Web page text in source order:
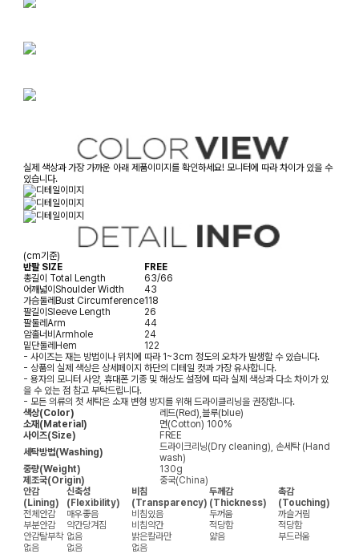
실제 색상과 가장 가까운 아래 제품이미지를 확인하세요! 모니터에 따라 차이가 있을 수
있습니다.
(cm기준)
반팔 SIZE
FREE
총길이 Total Length
63/66
어깨넓이Shoulder Width
43
가슴둘레Bust Circumference118
팔길이Sleeve Length
26
팔둘레Arm
44
암홀너비Armhole
24
밑단둘레Hem
122
- 사이즈는 재는 방법이나 위치에 따라 1~3cm 정도의 오차가 발생할 수 있습니다.
- 상품의 실제 색상은 상세페이지 하단의 디테일 컷과 가장 유사합니다.
- 용자의 모니터 사양, 휴대폰 기종 및 해상도 설정에 따라 실제 색상과 다소 차이가 있
을 수 있는 점 참고 부탁드립니다.
- 모든 의류의 첫 세탁은 소재 변형 방지를 위해 드라이클리닝을 권장합니다.
색상(Color)
레드(Red),블루(blue)
소재(Material)
면(Cotton) 100%
사이즈(Size)
FREE
세탁방법(Washing)
드라이크리닝(Dry cleaning), 손세탁 (Hand
wash)
중량(Weight)
130g
제조국(Origin)
중국(China)
안감
(Lining)
신축성
(Flexibility)
비침
(Transparency)
두께감
(Thickness)
촉감
(Touching)
전체안감
매우좋음 비침있음 두꺼움
까슬거림
부분안감
약간당겨짐 비침약간 적당함
적당함
안감탈부착 없음 밝은칼라만 얇음
부드러움
없음
없음 없음